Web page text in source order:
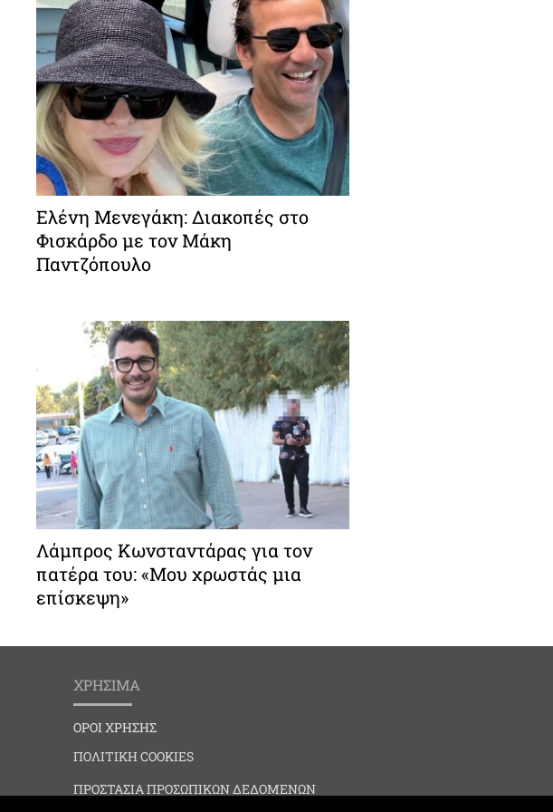
Ελένη Μενεγάκη: Διακοπές στο
Φισκάρδο με τον Μάκη
Παντζόπουλο
Λάμπρος Κωνσταντάρας για τον
πατέρα του: «Μου χρωστάς μια
επίσκεψη»
ΧΡΗΣΙΜΑ
ΟΡΟΙ ΧΡΗΣΗΣ
ΠΟΛΙΤΙΚΗ COOKIES
ΠΡΟΣΤΑΣΙΑ ΠΡΟΣΩΠΙΚΩΝ ΔΕΔΟΜΕΝΩΝ